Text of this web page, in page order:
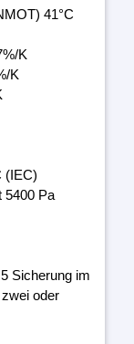
41°C
K
K
(IEC)
5400 Pa
Sicherung im
oder